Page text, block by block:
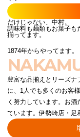
だけじゃない、中村。
調味料も麺類もお菓子も
揃ってます。
1874年からやってます。
豊富な品揃えとリーズナ
に、1人でも多くのお客
く努力しています。お
ています。伊勢崎店・足